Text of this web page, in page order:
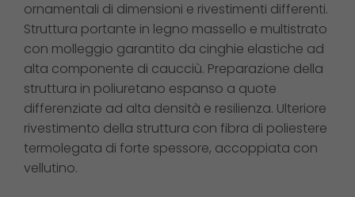
ornamentali di dimensioni e rivestimenti differenti.
Struttura portante in legno massello e multistrato
con molleggio garantito da cinghie elastiche ad
alta componente di caucciù. Preparazione della
struttura in poliuretano espanso a quote
differenziate ad alta densità e resilienza. Ulteriore
rivestimento della struttura con fibra di poliestere
termolegata di forte spessore, accoppiata con
vellutino.